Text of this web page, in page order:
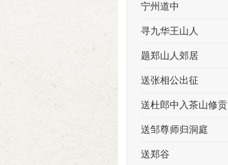
宁州道中
寻九华王山人
题郑山人郊居
送张相公出征
送杜郎中入茶山修贡
送邹尊师归洞庭
送郑谷